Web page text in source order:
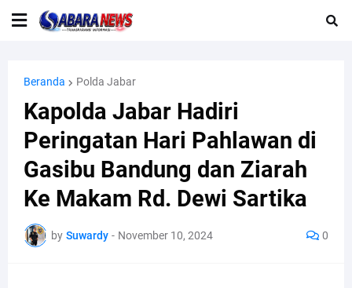
Beranda Polda Jabar
Kapolda Jabar Hadiri
Peringatan Hari Pahlawan di
Gasibu Bandung dan Ziarah
Ke Makam Rd. Dewi Sartika
by Suwardy - November 10, 2024 0